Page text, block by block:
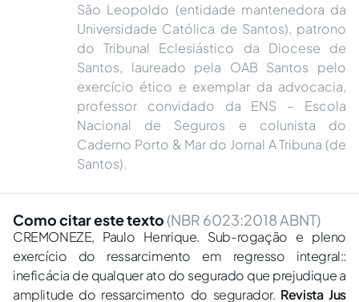
São Leopoldo (entidade mantenedora da
Universidade Católica de Santos), patrono
do Tribunal Eclesiástico da Diocese de
Santos, laureado pela OAB Santos pelo
exercício ético e exemplar da advocacia,
professor convidado da ENS – Escola
Nacional de Seguros e colunista do
Caderno Porto & Mar do Jornal A Tribuna (de
Santos).
Como citar este texto (NBR 6023:2018 ABNT)
CREMONEZE, Paulo Henrique. Sub-rogação e pleno
exercício do ressarcimento em regresso integral::
ineficácia de qualquer ato do segurado que prejudique a
amplitude do ressarcimento do segurador. Revista Jus